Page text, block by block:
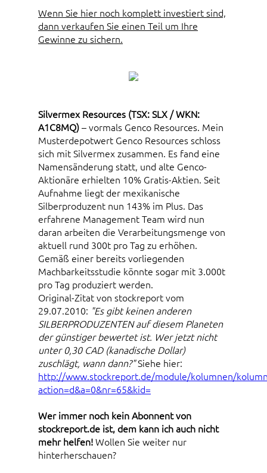
Wenn Sie hier noch komplett investiert sind,
dann verkaufen Sie einen Teil um Ihre
Gewinne zu sichern.
Silvermex Resources (TSX: SLX / WKN:
A1C8MQ)– vormals Genco Resources. Mein
Musterdepotwert Genco Resources schloss
sich mit Silvermex zusammen. Es fand eine
Namensänderung statt, und alte Genco-
Aktionäre erhielten 10% Gratis-Aktien. Seit
Aufnahme liegt der mexikanische
Silberproduzent nun 143% im Plus. Das
erfahrene Management Team wird nun
daran arbeiten die Verarbeitungsmenge von
aktuell rund 300t pro Tag zu erhöhen.
Gemäß einer bereits vorliegenden
Machbarkeitsstudie könnte sogar mit 3.000t
pro Tag produziert werden.
Original-Zitat von stockreport vom
29.07.2010: "Es gibt keinen anderen
SILBERPRODUZENTEN auf diesem Planeten
der günstiger bewertet ist. Wer jetzt nicht
unter 0,30 CAD (kanadische Dollar)
zuschlägt, wann dann?"Siehe hier:
http://www.stockreport.de/module/kolumnen/
action=d&a=0&nr=65&kid=
Wer immer noch kein Abonnent von
stockreport.de ist, dem kann ich auch nicht
mehr helfen!Wollen Sie weiter nur
hinterherschauen?